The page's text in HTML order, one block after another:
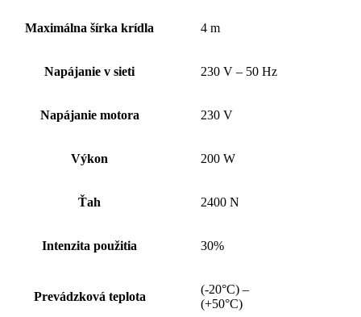
Maximálna šírka krídla 4 m
Napájanie v sieti 230 V – 50 Hz
Napájanie motora 230 V
Výkon 200 W
Ťah 2400 N
Intenzita použitia 30%
Prevádzková teplota
(-20°C) –
(+50°C)